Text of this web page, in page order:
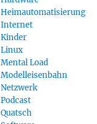
Heimautomatisierung
Internet
Kinder
Linux
Mental Load
Modelleisenbahn
Netzwerk
Podcast
Quatsch